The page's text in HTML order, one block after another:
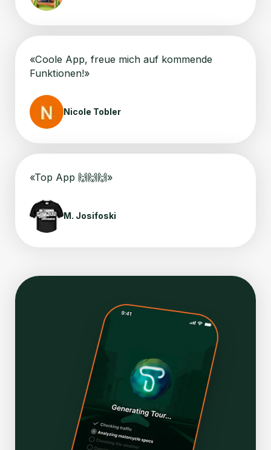
«Coole App, freue mich auf kommende
Funktionen!»
Nicole Tobler
«Top App 🙌🙌🙌»
M. Josifoski